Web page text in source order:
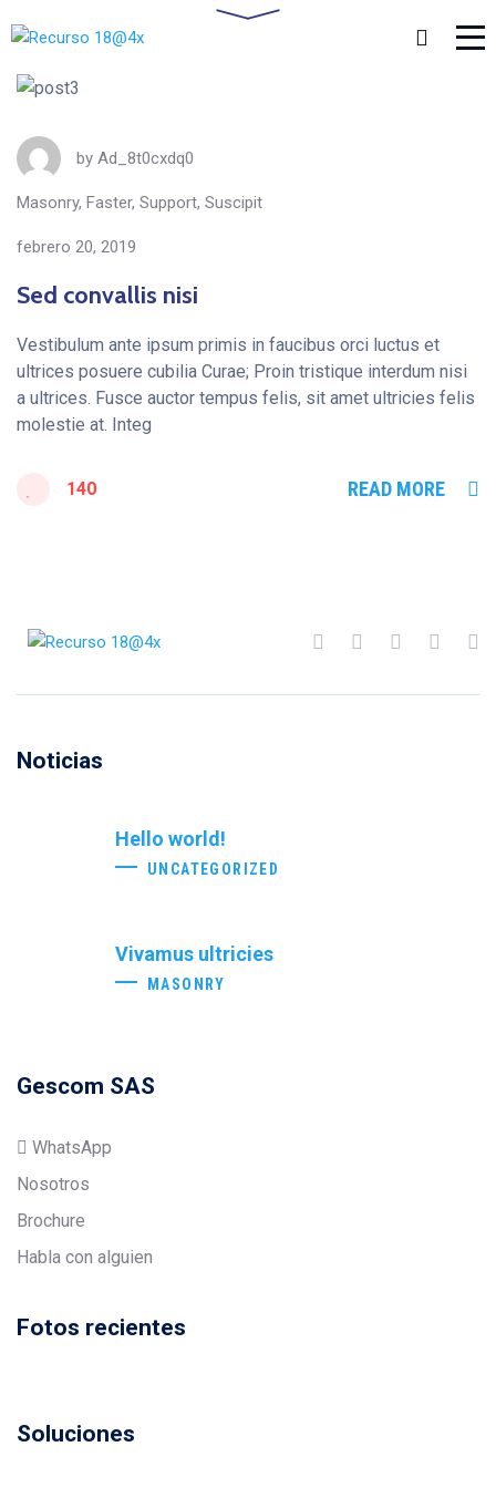
by Ad_8t0cxdq0
Masonry, Faster, Support, Suscipit
febrero 20, 2019
Sed convallis nisi
Vestibulum ante ipsum primis in faucibus orci luctus et
ultrices posuere cubilia Curae; Proin tristique interdum nisi
a ultrices. Fusce auctor tempus felis, sit amet ultricies felis
molestie at. Integ
140 READ MORE
Noticias
Hello world!
UNCATEGORIZED
Vivamus ultricies
MASONRY
Gescom SAS
WhatsApp
Nosotros
Brochure
Habla con alguien
Fotos recientes
Soluciones